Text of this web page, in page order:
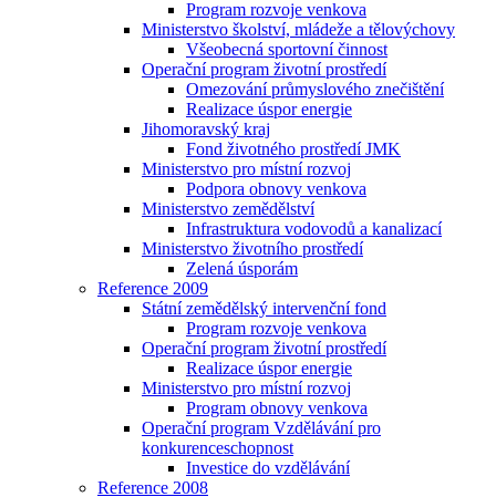
Program rozvoje venkova
Ministerstvo školství, mládeže a tělovýchovy
Všeobecná sportovní činnost
Operační program životní prostředí
Omezování průmyslového znečištění
Realizace úspor energie
Jihomoravský kraj
Fond životného prostředí JMK
Ministerstvo pro místní rozvoj
Podpora obnovy venkova
Ministerstvo zemědělství
Infrastruktura vodovodů a kanalizací
Ministerstvo životního prostředí
Zelená úsporám
Reference 2009
Státní zemědělský intervenční fond
Program rozvoje venkova
Operační program životní prostředí
Realizace úspor energie
Ministerstvo pro místní rozvoj
Program obnovy venkova
Operační program Vzdělávání pro
konkurenceschopnost
Investice do vzdělávání
Reference 2008